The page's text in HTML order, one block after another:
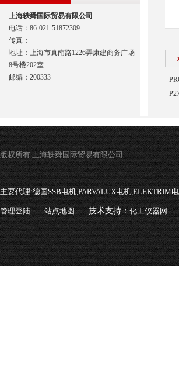
上海轶舜国际贸易有限公司
电话：86-021-51872309
传真：
地址：上海市真南路1226弄康建商务广场
8号楼202室
邮编：200333
版权所有 上海轶舜国际贸易有限公司
主要代理:德国SSB电机,PARVALUX电机,ELEKTRIM
管理登陆 站点地图 技术支持：化工仪器网